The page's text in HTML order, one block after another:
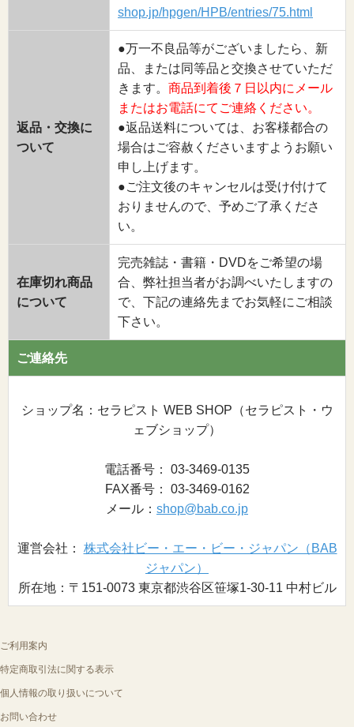
shop.jp/hpgen/HPB/entries/75.html
返品・交換に
ついて
●万一不良品等がございましたら、新
品、または同等品と交換させていただ
きます。 商品到着後７日以内にメール
またはお電話にてご連絡ください。
●返品送料については、お客様都合の
場合はご容赦くださいますようお願い
申し上げます。
●ご注文後のキャンセルは受け付けて
おりませんので、予めご了承くださ
い。
在庫切れ商品
について
完売雑誌・書籍・DVDをご希望の場
合、弊社担当者がお調べいたしますの
で、下記の連絡先までお気軽にご相談
下さい。
ご連絡先
ショップ名：セラピスト WEB SHOP（セラピスト・ウ
ェブショップ）
電話番号： 03-3469-0135
FAX番号： 03-3469-0162
メール： shop@bab.co.jp
運営会社： 株式会社ビー・エー・ビー・ジャパン（BAB
ジャパン）
所在地：〒151-0073 東京都渋谷区笹塚1-30-11 中村ビル
ご利用案内
特定商取引法に関する表示
個人情報の取り扱いについて
お問い合わせ